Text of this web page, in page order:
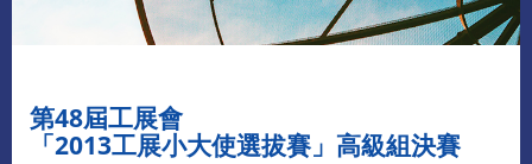
第48屆工展會
「2013工展小大使選拔賽」高級組決賽